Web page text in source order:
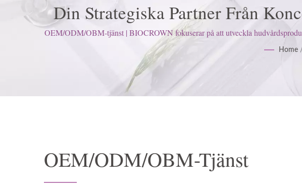
Din Strategiska Partner Från
Tillverkning:
OEM/ODM/OBM-tjänst | BIOCROWN fokuserar på att utveckla
att
Home /
OEM/ODM/OBM-Tjänst